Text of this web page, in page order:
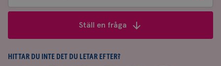
bland
&
svar
Ställ en fråga
HITTAR DU INTE DET DU LETAR EFTER?